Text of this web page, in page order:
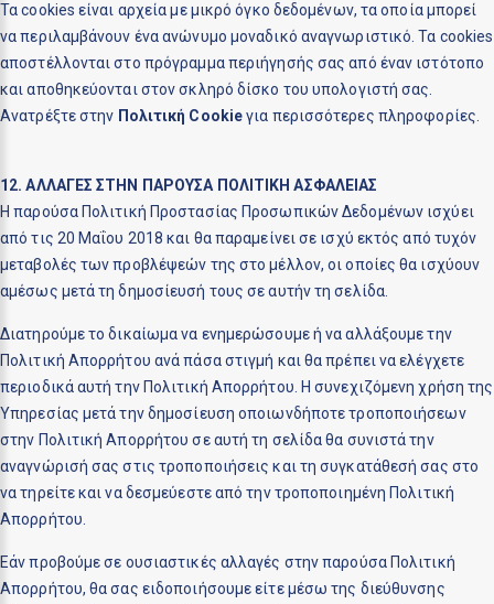
Τα cookies είναι αρχεία με μικρό όγκο δεδομένων, τα οποία μπορεί
να περιλαμβάνουν ένα ανώνυμο μοναδικό αναγνωριστικό. Τα cookies
αποστέλλονται στο πρόγραμμα περιήγησής σας από έναν ιστότοπο
και αποθηκεύονται στον σκληρό δίσκο του υπολογιστή σας.
Ανατρέξτε στην Πολιτική Cookieγια περισσότερες πληροφορίες.
12. ΑΛΛΑΓΕΣ ΣΤΗΝ ΠΑΡΟΥΣΑ ΠΟΛΙΤΙΚΗ ΑΣΦΑΛΕΙΑΣ
Η παρούσα Πολιτική Προστασίας Προσωπικών Δεδομένων ισχύει
από τις 20 Μαΐου 2018 και θα παραμείνει σε ισχύ εκτός από τυχόν
μεταβολές των προβλέψεών της στο μέλλον, οι οποίες θα ισχύουν
αμέσως μετά τη δημοσίευσή τους σε αυτήν τη σελίδα.
Διατηρούμε το δικαίωμα να ενημερώσουμε ή να αλλάξουμε την
Πολιτική Απορρήτου ανά πάσα στιγμή και θα πρέπει να ελέγχετε
περιοδικά αυτή την Πολιτική Απορρήτου. Η συνεχιζόμενη χρήση της
Υπηρεσίας μετά την δημοσίευση οποιωνδήποτε τροποποιήσεων
στην Πολιτική Απορρήτου σε αυτή τη σελίδα θα συνιστά την
αναγνώρισή σας στις τροποποιήσεις και τη συγκατάθεσή σας στο
να τηρείτε και να δεσμεύεστε από την τροποποιημένη Πολιτική
Απορρήτου.
Εάν προβούμε σε ουσιαστικές αλλαγές στην παρούσα Πολιτική
Απορρήτου, θα σας ειδοποιήσουμε είτε μέσω της διεύθυνσης